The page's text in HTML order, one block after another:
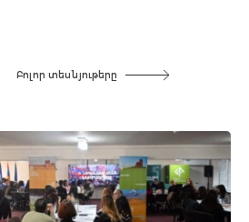
Բոլոր տեսնյութերը